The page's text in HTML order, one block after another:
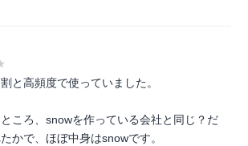
と高頻度で使っていました。
ころ、snowを作っている会社と同じ？だ
かで、ほぼ中身はsnowです。